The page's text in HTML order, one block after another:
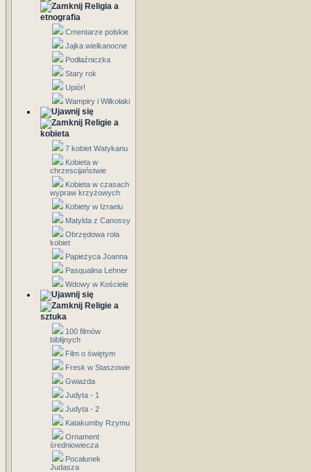
Religia a
etnografia
Cmentarze polskie
Jajka wielkanocne
Podłaźniczka
Stary rok
Upiór!
Wampiry i Wilkołaki
Religie a
kobieta
7 kobiet Watykanu
Kobieta w
chrzescijaństwie
Kobieta w czasach
wypraw krzyżowych
Kobiety w Izraelu
Matylda z Canossy
Obrzędowa rola
kobiet
Papieżyca Joanna
Pasqualina Lehner
Wdowy w Kościele
Religie a
sztuka
100 filmów
biblijnych
Film o świętym
Fresk w Staszowie
Gwiazda
Judyta - 1
Judyta - 2
Katakumby Rzymu
Ornament
średniowiecza
Pocałunek
Judasza